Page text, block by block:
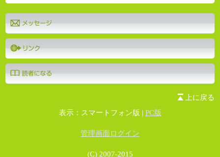
上に戻る
表示：スマートフォン版 | PC版
管理画面ログイン
(C) 2007-2015